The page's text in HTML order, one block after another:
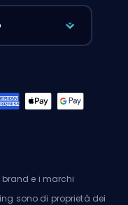
e i marchi
sono di proprietà dei